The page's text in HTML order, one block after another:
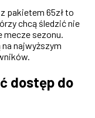
pakietem 65zł to
chcą śledzić nie
mecze sezonu.
najwyższym
dostęp do